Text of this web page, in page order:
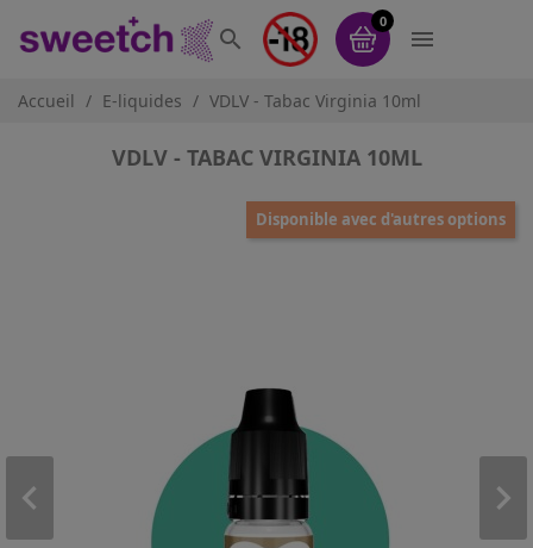

0

Accueil E-liquides VDLV - Tabac Virginia 10ml
VDLV - TABAC VIRGINIA 10ML
Disponible avec d'autres options